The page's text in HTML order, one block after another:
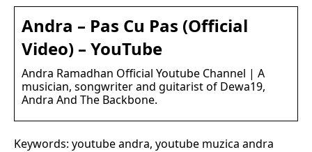
Andra – Pas Cu Pas (Official
Video) – YouTube
Andra Ramadhan Official Youtube Channel | A
musician, songwriter and guitarist of Dewa19,
Andra And The Backbone.
Keywords: youtube andra, youtube muzica andra